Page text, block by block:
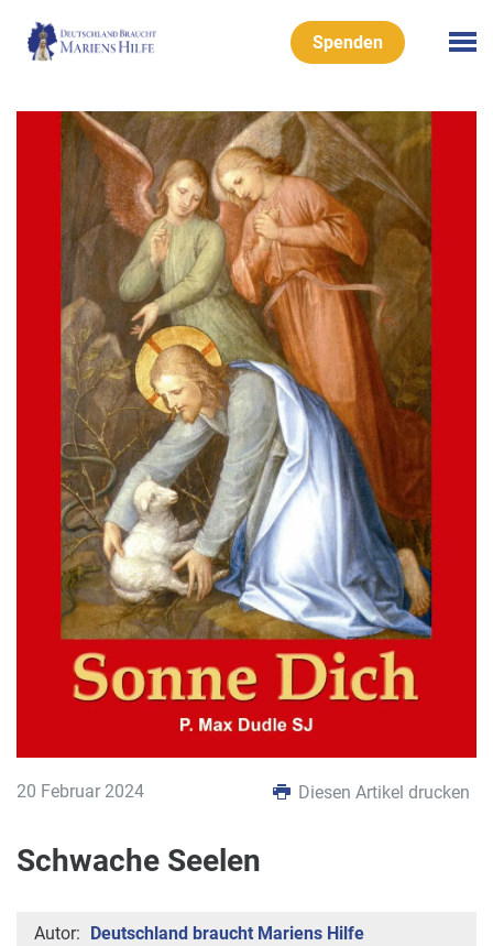
Spenden
20 Februar 2024 Diesen Artikel drucken
Schwache Seelen
Autor: Deutschland braucht Mariens Hilfe